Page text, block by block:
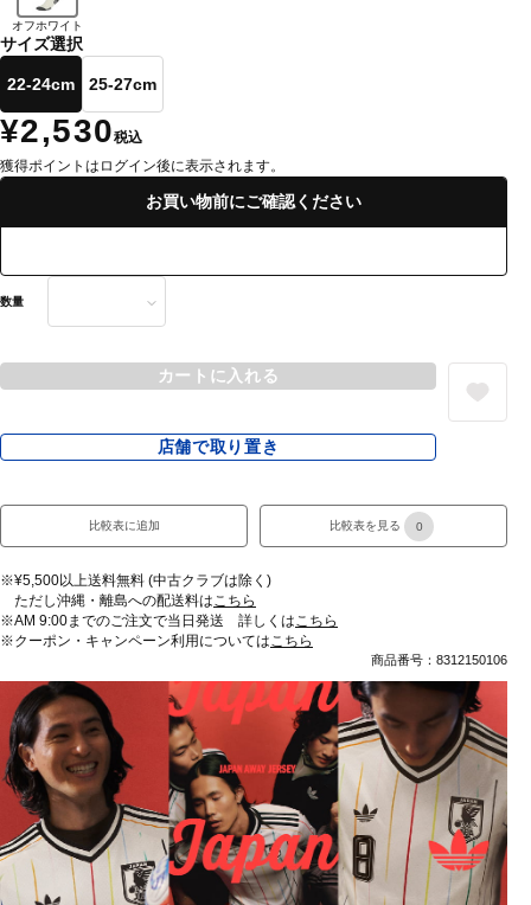
オフホワイト
サイズ選択
22-24cm 25-27cm
¥2,530税込
獲得ポイントはログイン後に表示されます。
お買い物前にご確認ください
数量
カートに入れる
店舗で取り置き
比較表に追加 比較表を見る 0
※¥5,500以上送料無料 (中古クラブは除く)
ただし沖縄・離島への配送料はこちら
※AM 9:00までのご注文で当日発送 詳しくはこちら
※クーポン・キャンペーン利用についてはこちら
商品番号：8312150106